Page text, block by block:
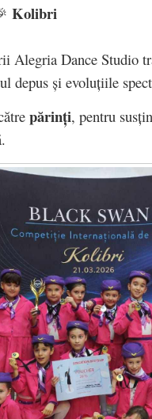
Kolibri
Alegria Dance Studio
depus și evoluțiile
părinți, pentru